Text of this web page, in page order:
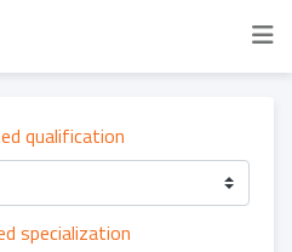
qualification
specialization